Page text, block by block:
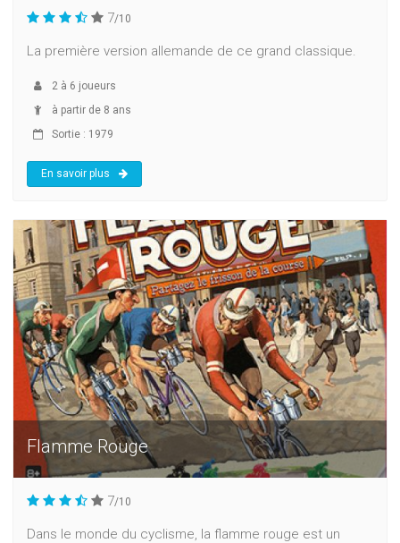
7/10
La première version allemande de ce grand classique.
2 à 6 joueurs
à partir de 8 ans
Sortie : 1979
En savoir plus
Flamme Rouge
7/10
Dans le monde du cyclisme, la flamme rouge est un